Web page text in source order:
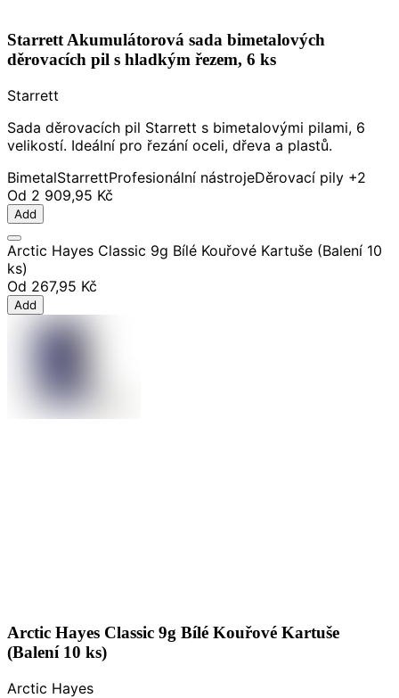
Starrett Akumulátorová sada bimetalových
děrovacích pil s hladkým řezem, 6 ks
Starrett
Sada děrovacích pil Starrett s bimetalovými pilami, 6
velikostí. Ideální pro řezání oceli, dřeva a plastů.
BimetalStarrettProfesionální nástrojeDěrovací pily +2
Od 2 909,95 Kč
Add
Arctic Hayes Classic 9g Bílé Kouřové Kartuše (Balení 10
ks)
Od 267,95 Kč
Add
Arctic Hayes Classic 9g Bílé Kouřové Kartuše
(Balení 10 ks)
Arctic Hayes